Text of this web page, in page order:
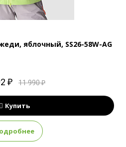
яблочный, SS26-58W-AG
₽ 11 990 ₽
Купить